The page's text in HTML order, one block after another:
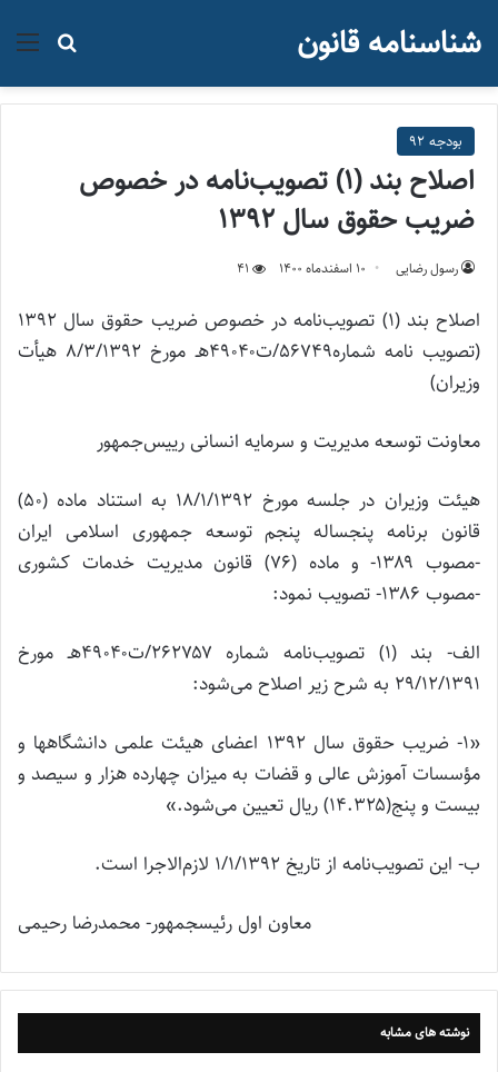
جستجو شناسنامه قانون
بودجه 92
اصلاح بند (۱) تصویب‌نامه در خصوص
ضریب حقوق سال ۱۳۹۲
رسول رضایی ۱۰ اسفند‌ماه ۱۴۰۰ 41
اصلاح بند (۱) تصویب‌نامه در خصوص ضریب حقوق سال ۱۳۹۲
(تصویب نامه شماره۵۶۷۴۹/ت۴۹۰۴۰هـ مورخ ۸/۳/۱۳۹۲ هیأت
وزیران)
معاونت توسعه مدیریت و سرمایه انسانی رییس‌جمهور
هیئت وزیران در جلسه مورخ ۱۸/۱/۱۳۹۲ به استناد ماده (۵۰)
قانون برنامه پنجساله پنجم توسعه جمهوری اسلامی ایران
-مصوب ۱۳۸۹- و ماده (۷۶) قانون مدیریت خدمات کشوری
-مصوب ۱۳۸۶- تصویب نمود:
الف- بند (۱) تصویب‌نامه شماره ۲۶۲۷۵۷/ت۴۹۰۴۰هـ مورخ
۲۹/۱۲/۱۳۹۱ به شرح زیر اصلاح می‌شود:
«۱- ضریب حقوق سال ۱۳۹۲ اعضای هیئت علمی دانشگاهها و
مؤسسات آموزش عالی و قضات به میزان چهارده هزار و سیصد و
بیست و پنج(۱۴.۳۲۵) ریال تعیین می‌شود.»
ب- این تصویب‌نامه از تاریخ ۱/۱/۱۳۹۲ لازم‌الاجرا است.
معاون اول رئیس‎جمهور- محمدرضا رحیمی
نوشته های مشابه